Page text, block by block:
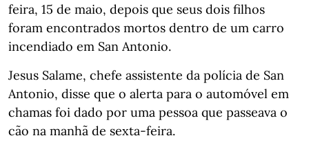
feira, 15 de maio, depois que seus dois filhos
foram encontrados mortos dentro de um carro
incendiado em San Antonio.
Jesus Salame, chefe assistente da polícia de San
Antonio, disse que o alerta para o automóvel em
chamas foi dado por uma pessoa que passeava o
cão na manhã de sexta-feira.